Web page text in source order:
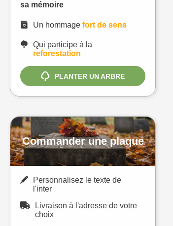
sa mémoire
Un hommage fort de sens
Qui participe à la
reforestation
PLANTER UN ARBRE
Commander une plaque
Personnalisez le texte de
l'inter
Livraison à l'adresse de votre
choix